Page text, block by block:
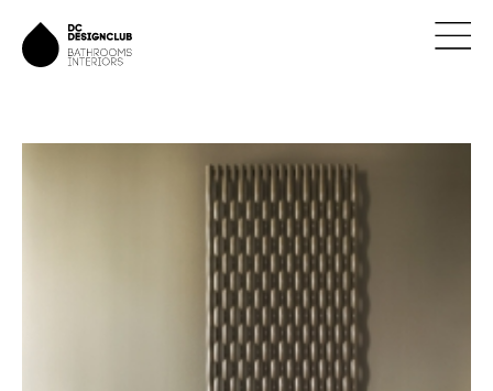
ÚVOD
ZNAČKY
NOVINKY
NÁVRHY
REALIZACE
KONTAKTY